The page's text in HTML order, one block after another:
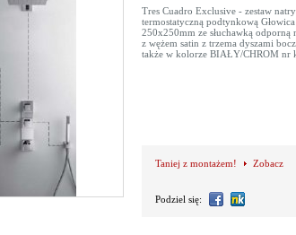
Tres Cuadro Exclusive - zestaw
termostatyczną podtynkową
250x250mm ze słuchawką odporną
z wężem satin z trzema dyszami
także w kolorze BIAŁY/CHROM nr
Taniej z montażem! Zobacz
Podziel się: